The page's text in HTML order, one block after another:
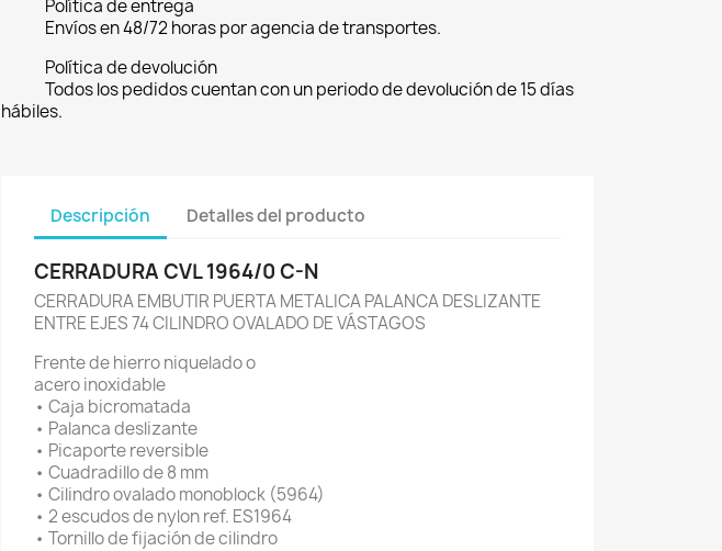
Política de entrega
Envíos en 48/72 horas por agencia de transportes.
Política de devolución
Todos los pedidos cuentan con un periodo de devolución de 15 días
hábiles.
Descripción Detalles del producto
CERRADURA CVL 1964/0 C-N
CERRADURA EMBUTIR PUERTA METALICA PALANCA DESLIZANTE
ENTRE EJES 74 CILINDRO OVALADO DE VÁSTAGOS
Frente de hierro niquelado o
acero inoxidable
• Caja bicromatada
• Palanca deslizante
• Picaporte reversible
• Cuadradillo de 8 mm
• Cilindro ovalado monoblock (5964)
• 2 escudos de nylon ref. ES1964
• Tornillo de fijación de cilindro